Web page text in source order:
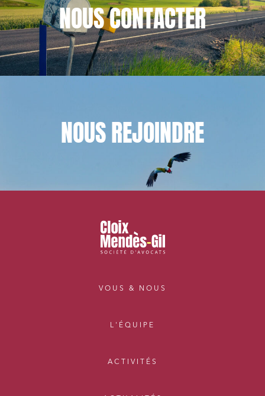
NOUSCONTACTER
NOUSREJOINDRE
VOUS & NOUS
L'ÉQUIPE
ACTIVITÉS